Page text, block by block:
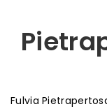
Fulvia